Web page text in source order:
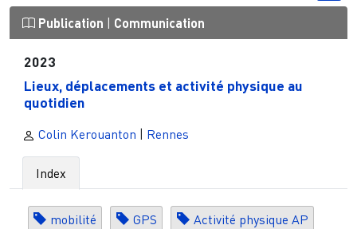
Publication Communication
2023
Lieux, déplacements et activité physique au
quotidien
Colin Kerouanton | Rennes
Index
mobilité GPS Activité physique AP